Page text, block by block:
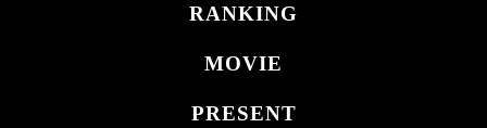
RANKING
MOVIE
PRESENT